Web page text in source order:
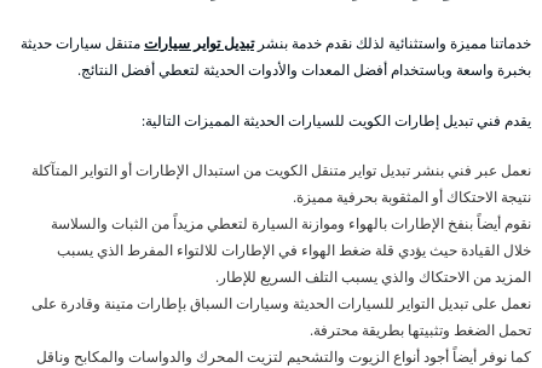
خدماتنا مميزة واستثنائية لذلك نقدم خدمة بنشرتبديل تواير سياراتمتنقل سيارات حديثة
بخبرة واسعة وباستخدام أفضل المعدات والأدوات الحديثة لتعطي أفضل النتائج.
يقدم فني تبديل إطارات الكويت للسيارات الحديثة المميزات التالية:
نعمل عبر فني بنشر تبديل تواير متنقل الكويت من استبدال الإطارات أو التواير المتآكلة
نتيجة الاحتكاك أو المثقوبة بحرفية مميزة.
نقوم أيضاً بنفخ الإطارات بالهواء وموازنة السيارة لتعطي مزيداً من الثبات والسلاسة
خلال القيادة حيث يؤدي قلة ضغط الهواء في الإطارات للالتواء المفرط الذي يسبب
المزيد من الاحتكاك والذي يسبب التلف السريع للإطار.
نعمل على تبديل التواير للسيارات الحديثة وسيارات السباق بإطارات متينة وقادرة على
تحمل الضغط وتثبيتها بطريقة محترفة.
كما نوفر أيضاً أجود أنواع الزيوت والتشحيم لتزيت المحرك والدواسات والمكابح وناقل